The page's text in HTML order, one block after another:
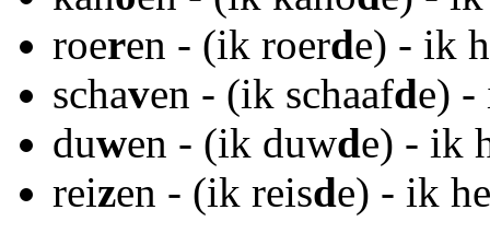
roeren - (ik roerde) - ik
schaven - (ik schaafde)
duwen - (ik duwde) - ik
reizen - (ik reisde) - ik